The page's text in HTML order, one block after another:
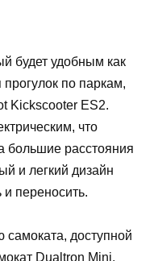
будет удобным как
прогулок по паркам,
Kickscooter ES2.
что
большие расстояния
и легкий дизайн
и переносить.
доступной
Dualtron Mini.